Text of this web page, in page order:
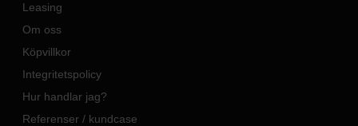
Leasing
Om oss
Köpvillkor
Integritetspolicy
Hur handlar jag?
Referenser / kundcase